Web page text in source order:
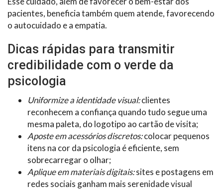
pacientes, beneficia também quem atende, favorecendo
o autocuidado e a empatia.
Dicas rápidas para transmitir
credibilidade com o verde da
psicologia
Uniformize a identidade visual:clientes
reconhecem a confiança quando tudo segue uma
mesma paleta, do logotipo ao cartão de visita;
Aposte em acessórios discretos:colocar pequenos
itens na cor da psicologia é eficiente, sem
sobrecarregar o olhar;
Aplique em materiais digitais:sites e postagens em
redes sociais ganham mais serenidade visual